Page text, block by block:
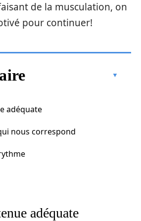
de la musculation, on
pour continuer!
adéquate
nous correspond
adéquate